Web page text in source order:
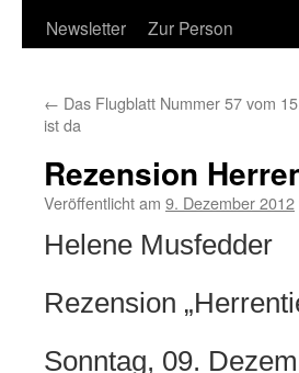
Newsletter
Zur Person
← Das Flugblatt Nummer 57 vom
ist da
Rezension
Veröffentlicht am 9. Dezember 2012
Helene Musfedder
Rezension
Sonntag, 09.